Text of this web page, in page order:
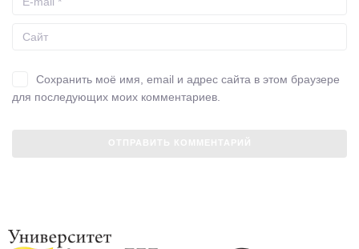
Сохранить моё имя, email и адрес сайта в этом браузере
для последующих моих комментариев.